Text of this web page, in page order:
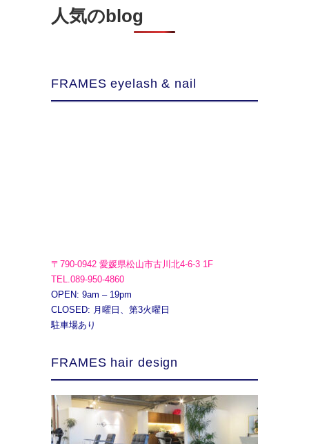
人気のblog
FRAMES eyelash & nail
〒790-0942 愛媛県松山市古川北4-6-3 1F
TEL.089-950-4860
OPEN: 9am – 19pm
CLOSED: 月曜日、第3火曜日
駐車場あり
FRAMES hair design